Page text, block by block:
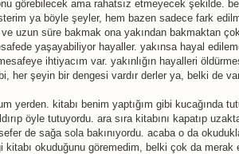
görebilecek ama rahatsız etmeyecek şekilde.
ya böyle şeyler, hem bazen sadece fark
uzun süre bakmak ona yakından bakmaktan
yaşayabiliyor hayaller. yakınsa hayal
ihtiyacım var. yakınlığın hayalleri
her şeyin bir dengesi vardır derler ya, belki de
yerden. kitabı benim yaptığım gibi kucağında
öyle tutuyordu. ara sıra kitabını kapatıp
de sağa sola bakınıyordu. acaba o da
kitabı okuduğunu göremedim, belki çok da merak